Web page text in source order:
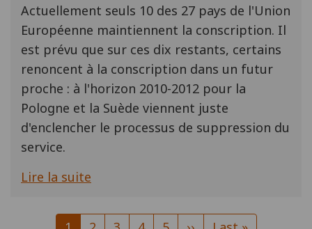
Actuellement seuls 10 des 27 pays de l'Union
Européenne maintiennent la conscription. Il
est prévu que sur ces dix restants, certains
renoncent à la conscription dans un futur
proche : à l'horizon 2010-2012 pour la
Pologne et la Suède viennent juste
d'enclencher le processus de suppression du
service.
Lire la suite
Pagination